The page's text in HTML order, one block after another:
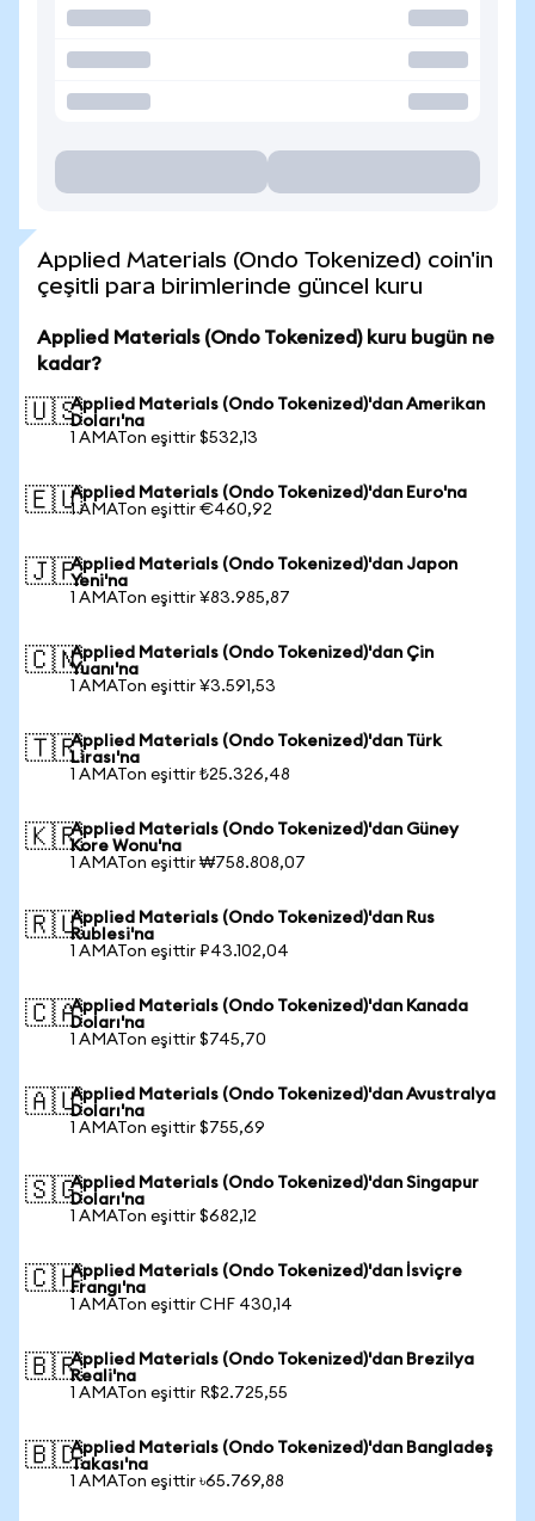
Applied Materials (Ondo Tokenized) coin'in
çeşitli para birimlerinde güncel kuru
Applied Materials (Ondo Tokenized) kuru bugün ne
kadar?
🇺🇸Applied Materials (Ondo Tokenized)'dan Amerikan
Doları'na
1 AMATon eşittir $532,13
🇪🇺Applied Materials (Ondo Tokenized)'dan Euro'na
1 AMATon eşittir €460,92
🇯🇵Applied Materials (Ondo Tokenized)'dan Japon
Yeni'na
1 AMATon eşittir ¥83.985,87
🇨🇳Applied Materials (Ondo Tokenized)'dan Çin
Yuanı'na
1 AMATon eşittir ¥3.591,53
🇹🇷Applied Materials (Ondo Tokenized)'dan Türk
Lirası'na
1 AMATon eşittir ₺25.326,48
🇰🇷Applied Materials (Ondo Tokenized)'dan Güney
Kore Wonu'na
1 AMATon eşittir ₩758.808,07
🇷🇺Applied Materials (Ondo Tokenized)'dan Rus
Rublesi'na
1 AMATon eşittir ₽43.102,04
🇨🇦Applied Materials (Ondo Tokenized)'dan Kanada
Doları'na
1 AMATon eşittir $745,70
🇦🇺Applied Materials (Ondo Tokenized)'dan Avustralya
Doları'na
1 AMATon eşittir $755,69
🇸🇬Applied Materials (Ondo Tokenized)'dan Singapur
Doları'na
1 AMATon eşittir $682,12
🇨🇭Applied Materials (Ondo Tokenized)'dan İsviçre
Frangı'na
1 AMATon eşittir CHF 430,14
🇧🇷Applied Materials (Ondo Tokenized)'dan Brezilya
Reali'na
1 AMATon eşittir R$2.725,55
🇧🇩Applied Materials (Ondo Tokenized)'dan Bangladeş
Takası'na
1 AMATon eşittir ৳65.769,88